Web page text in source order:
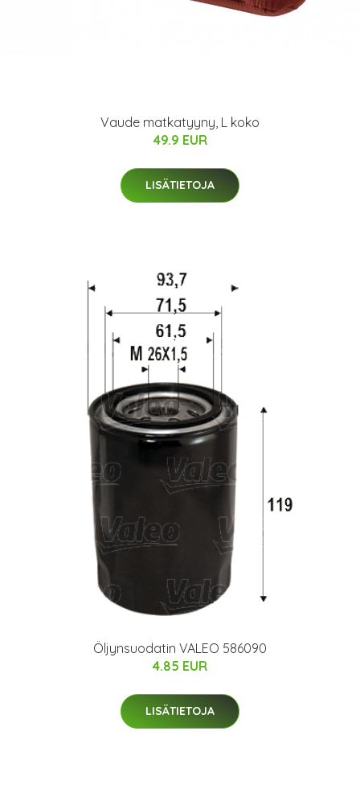
Vaude matkatyyny, L koko
49.9 EUR
LISÄTIETOJA
Öljynsuodatin VALEO 586090
4.85 EUR
LISÄTIETOJA